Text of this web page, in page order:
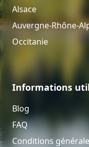
Alsace
Auvergne-Rhône-
Occitanie
Informations
Blog
FAQ
Conditions